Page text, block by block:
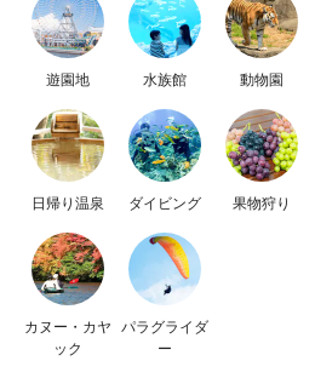
遊園地 水族館 動物園
日帰り温泉 ダイビング 果物狩り
カヌー・カヤ
ック
パラグライダ
ー